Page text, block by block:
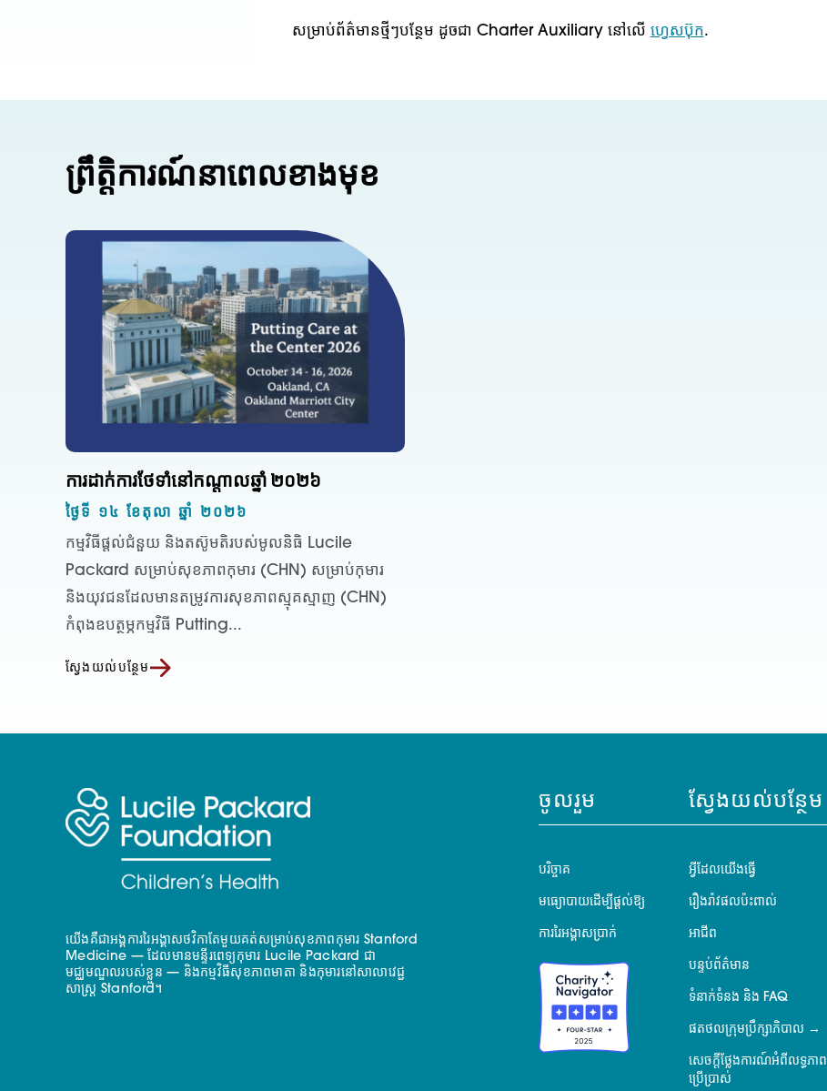
សម្រាប់ព័ត៌មានថ្មីៗបន្ថែម ដូចជា Charter Auxiliary នៅលើ ហ្វេសប៊ុក.
ព្រឹត្តិការណ៍នាពេលខាងមុខ
ការដាក់ការថែទាំនៅកណ្តាលឆ្នាំ ២០២៦
ថ្ងៃទី ១៤ ខែតុលា ឆ្នាំ ២០២៦
កម្មវិធីផ្តល់ជំនួយ និងតស៊ូមតិរបស់មូលនិធិ Lucile
Packard សម្រាប់សុខភាពកុមារ (CHN) សម្រាប់កុមារ
និងយុវជនដែលមានតម្រូវការសុខភាពស្មុគស្មាញ (CHN)
កំពុងឧបត្ថម្ភកម្មវិធី Putting...
ស្វែងយល់បន្ថែម
យើងគឺជាអង្គការរៃអង្គាសថវិកាតែមួយគត់សម្រាប់សុខភាពកុមារ Stanford
Medicine — ដែលមានមន្ទីរពេទ្យកុមារ Lucile Packard ជា
មជ្ឈមណ្ឌលរបស់ខ្លួន — និងកម្មវិធីសុខភាពមាតា និងកុមារនៅសាលាវេជ្ជ
សាស្ត្រ Stanford។
ចូលរួម
បរិច្ចាគ
មធ្យោបាយដើម្បីផ្តល់ឱ្យ
ការរៃអង្គាសប្រាក់
ស្វែងយល់បន្ថែម
អ្វីដែលយើងធ្វើ
រឿងរ៉ាវផលប៉ះពាល់
អាជីព
បន្ទប់ព័ត៌មាន
ទំនាក់ទំនង និង FAQ
ផតថលក្រុមប្រឹក្សាភិបាល
សេចក្តីថ្លែងការណ៍អំពីលទ្ធភាព
ប្រើប្រាស់